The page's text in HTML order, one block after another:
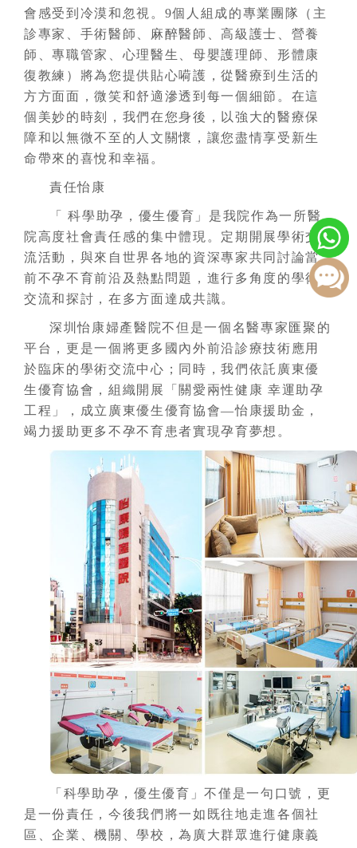
會感受到冷漠和忽視。9個人組成的專業團隊（主
診專家、手術醫師、麻醉醫師、高級護士、營養
師、專職管家、心理醫生、母嬰護理師、形體康
復教練）將為您提供貼心嗬護，從醫療到生活的
方方面面，微笑和舒適滲透到每一個細節。在這
個美妙的時刻，我們在您身後，以強大的醫療保
障和以無微不至的人文關懷，讓您盡情享受新生
命帶來的喜悅和幸福。
責任怡康
「 科學助孕，優生優育」是我院作為一所醫
院高度社會責任感的集中體現。定期開展學術交
流活動，與來自世界各地的資深專家共同討論當
前不孕不育前沿及熱點問題，進行多角度的學術
交流和探討，在多方面達成共識。
深圳怡康婦產醫院不但是一個名醫專家匯聚的
平台，更是一個將更多國內外前沿診療技術應用
於臨床的學術交流中心；同時，我們依託廣東優
生優育協會，組織開展「關愛兩性健康 幸運助孕
工程」，成立廣東優生優育協會—怡康援助金，
竭力援助更多不孕不育患者實現孕育夢想。
「科學助孕，優生優育」不僅是一句口號，更
是一份責任，今後我們將一如既往地走進各個社
區、企業、機關、學校，為廣大群眾進行健康義